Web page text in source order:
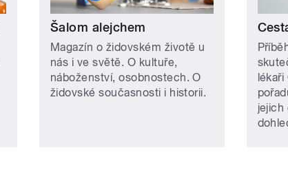
Šalom alejchem
Magazín o židovském životě u
nás i ve světě. O kultuře,
náboženství, osobnostech. O
židovské současnosti i historii.
lékaři
jejich